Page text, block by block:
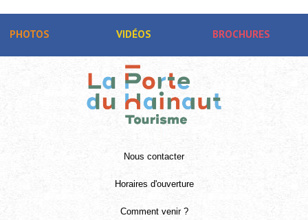
PHOTOS VIDÉOS BROCHURES
Nous contacter
Horaires d'ouverture
Comment venir ?